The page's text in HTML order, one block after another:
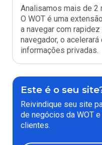
Analisamos mais de
O WOT é uma
a navegar com
navegador, o
informações privadas.
Este é o seu
Reivindique seu site
de negócios da WOT
clientes.